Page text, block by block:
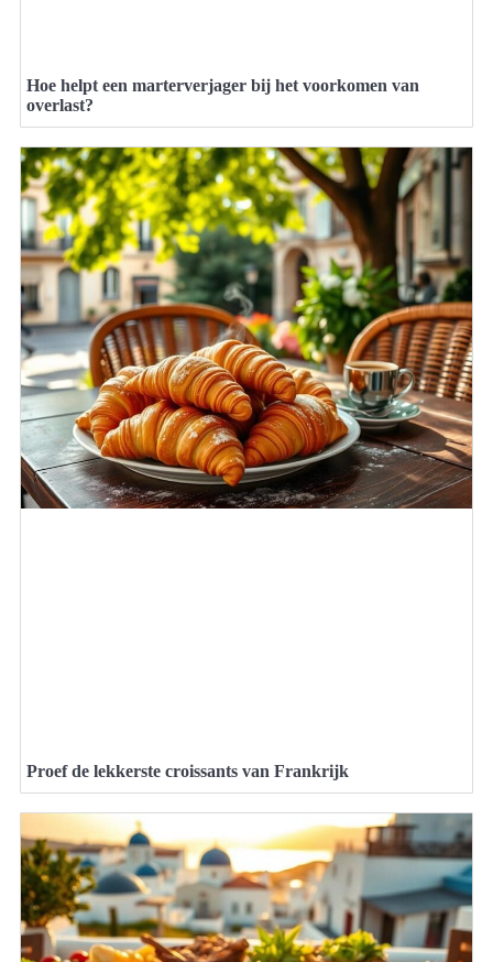
Hoe helpt een marterverjager bij het voorkomen van
overlast?
Proef de lekkerste croissants van Frankrijk